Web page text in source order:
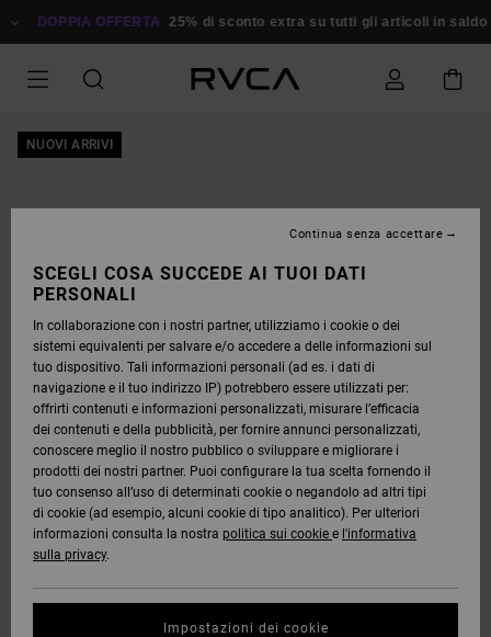
ALLEDOPPIA OFFERTA 25% di sconto extra su tutti gli articoli in saldo
NUOVI ARRIVI
SCEGLI COSA SUCCEDE AI TUOI DATI
PERSONALI
In collaborazione con i nostri partner, utilizziamo i cookie o dei
sistemi equivalenti per salvare e/o accedere a delle informazioni sul
tuo dispositivo. Tali informazioni personali (ad es. i dati di
navigazione e il tuo indirizzo IP) potrebbero essere utilizzati per:
offrirti contenuti e informazioni personalizzati, misurare l’efficacia
dei contenuti e della pubblicità, per fornire annunci personalizzati,
conoscere meglio il nostro pubblico o sviluppare e migliorare i
prodotti dei nostri partner. Puoi configurare la tua scelta fornendo il
tuo consenso all’uso di determinati cookie o negandolo ad altri tipi
di cookie (ad esempio, alcuni cookie di tipo analitico). Per ulteriori
informazioni consulta la nostra politica sui cookie e l'informativa
sulla privacy.
Impostazioni dei cookie
Continua senza accettare